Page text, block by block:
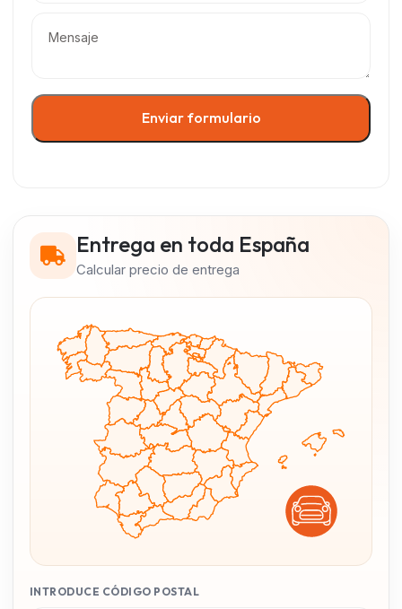
Enviar formulario
Entrega en toda España
Calcular precio de entrega
INTRODUCE CÓDIGO POSTAL